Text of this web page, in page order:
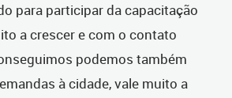
para participar da capacitação
a crescer e com o contato
podemos também
à cidade, vale muito a